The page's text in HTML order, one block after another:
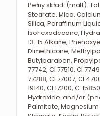
Pełny skład: (matt):
Stearate, Mica,
Silica, Paraffinum
Isohexadecane,
13-15 Alkane,
Dimethicone,
Butylparaben,
77742, CI 77510, CI
77288, CI 77007, CI
19140, CI 17200, CI
Hydroxide. and/or
Palmitate,